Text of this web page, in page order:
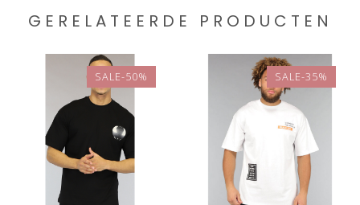
GERELATEERDE PRODUCTEN
SALE-50% SALE-35%